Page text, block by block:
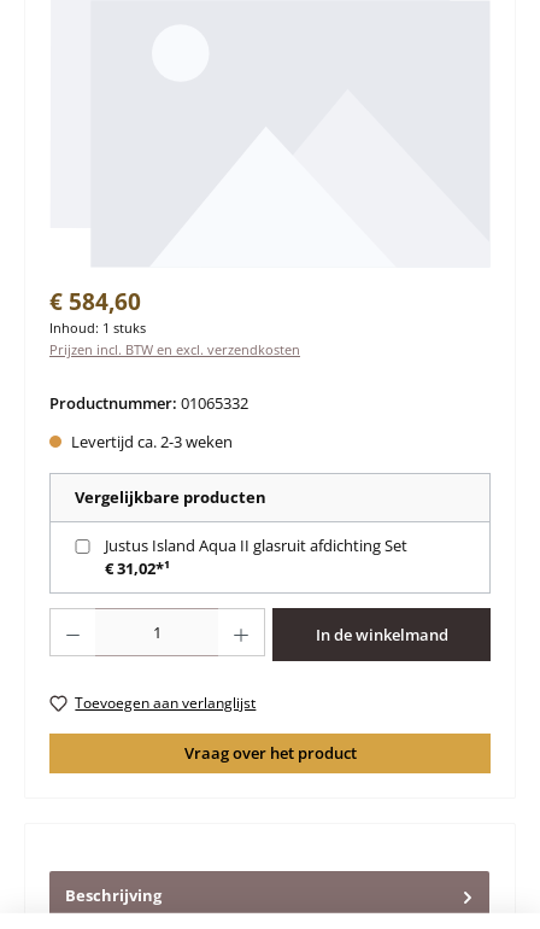
Normale prijs:
€ 584,60
Inhoud: 1 stuks
Prijzen incl. BTW en excl. verzendkosten
Productnummer: 01065332
Levertijd ca. 2-3 weken
Vergelijkbare producten
Justus Island Aqua II glasruit afdichting Set
€ 31,02*¹
In de winkelmand
Toevoegen aan verlanglijst
Vraag over het product
Beschrijving